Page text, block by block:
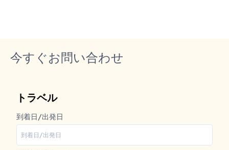
今すぐお問い合わせ
トラベル
到着日/出発日